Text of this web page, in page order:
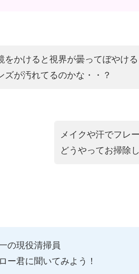
をかけると視界が曇ってぼやける
ズが汚れてるのかな・・？
メイクや汗でフレ
どうやってお掃除
の現役清掃員
ー君に聞いてみよう！